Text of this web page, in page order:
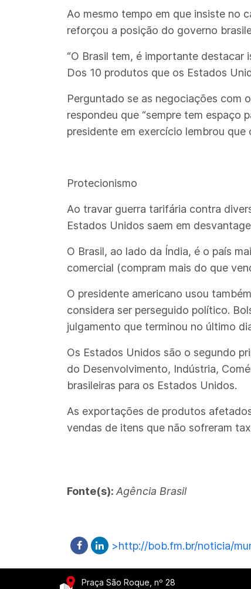
Ao mesmo tempo em que insiste no
reforçou a posição do governo
“O Brasil tem, é importante
Dos 10 produtos que os Estados
Perguntado se as negociações com
respondeu que “sempre tem espaço
presidente em exercício lembrou
Protecionismo
Ao travar guerra tarifária contra
Estados Unidos saem em
O Brasil, ao lado da Índia, é o país
comercial (compram mais do que
O presidente americano usou
considera ser perseguido político.
julgamento que terminou no último
Os Estados Unidos são o segundo
do Desenvolvimento, Indústria,
brasileiras para os Estados Unidos.
As exportações de produtos
vendas de itens que não sofreram
Fonte(s): Agência Brasil
>http://bob.fm.br/noticia/
Praça São Roque, nº 28